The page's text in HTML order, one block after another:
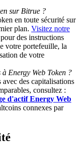
USDT prize pool!
sur Bitrue ?
en toute sécurité sur
plan. Visitez notre
pour des instructions
votre portefeuille, la
de votre
Energy Web Token ?
des capitalisations
consultez :
d'actif Energy Web
connexes par